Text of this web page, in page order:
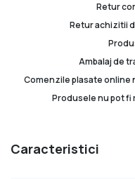
Retur
Retur achizitii
Ambalaj de
Comenzile plasate online
Produsele nu pot
Caracteristici